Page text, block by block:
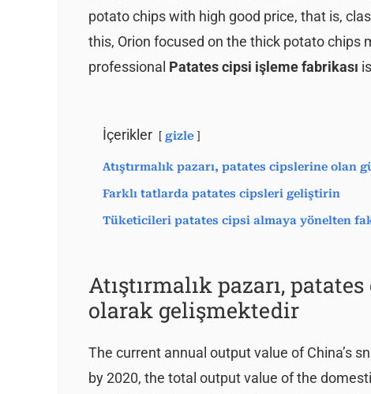
potato chips with high good price, that is,
this, Orion focused on the thick potato chips
professional Patates cipsi işleme fabrikası
İçerikler gizle
Atıştırmalık pazarı, patates cipslerine
Farklı tatlarda patates cipsleri geliştirin
Tüketicileri patates cipsi almaya yönelten
Atıştırmalık pazarı,
olarak gelişmektedir
The current annual output value of China’s
by 2020, the total output value of the